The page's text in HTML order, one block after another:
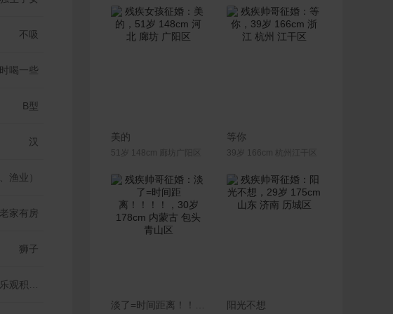
不吸
喝一些
B型
汉
渔业）
家有房
狮子
美的
51岁 148cm 廊坊广阳区
等你
39岁 166cm 杭州江干区
联系Ta 联系Ta
阳光不想